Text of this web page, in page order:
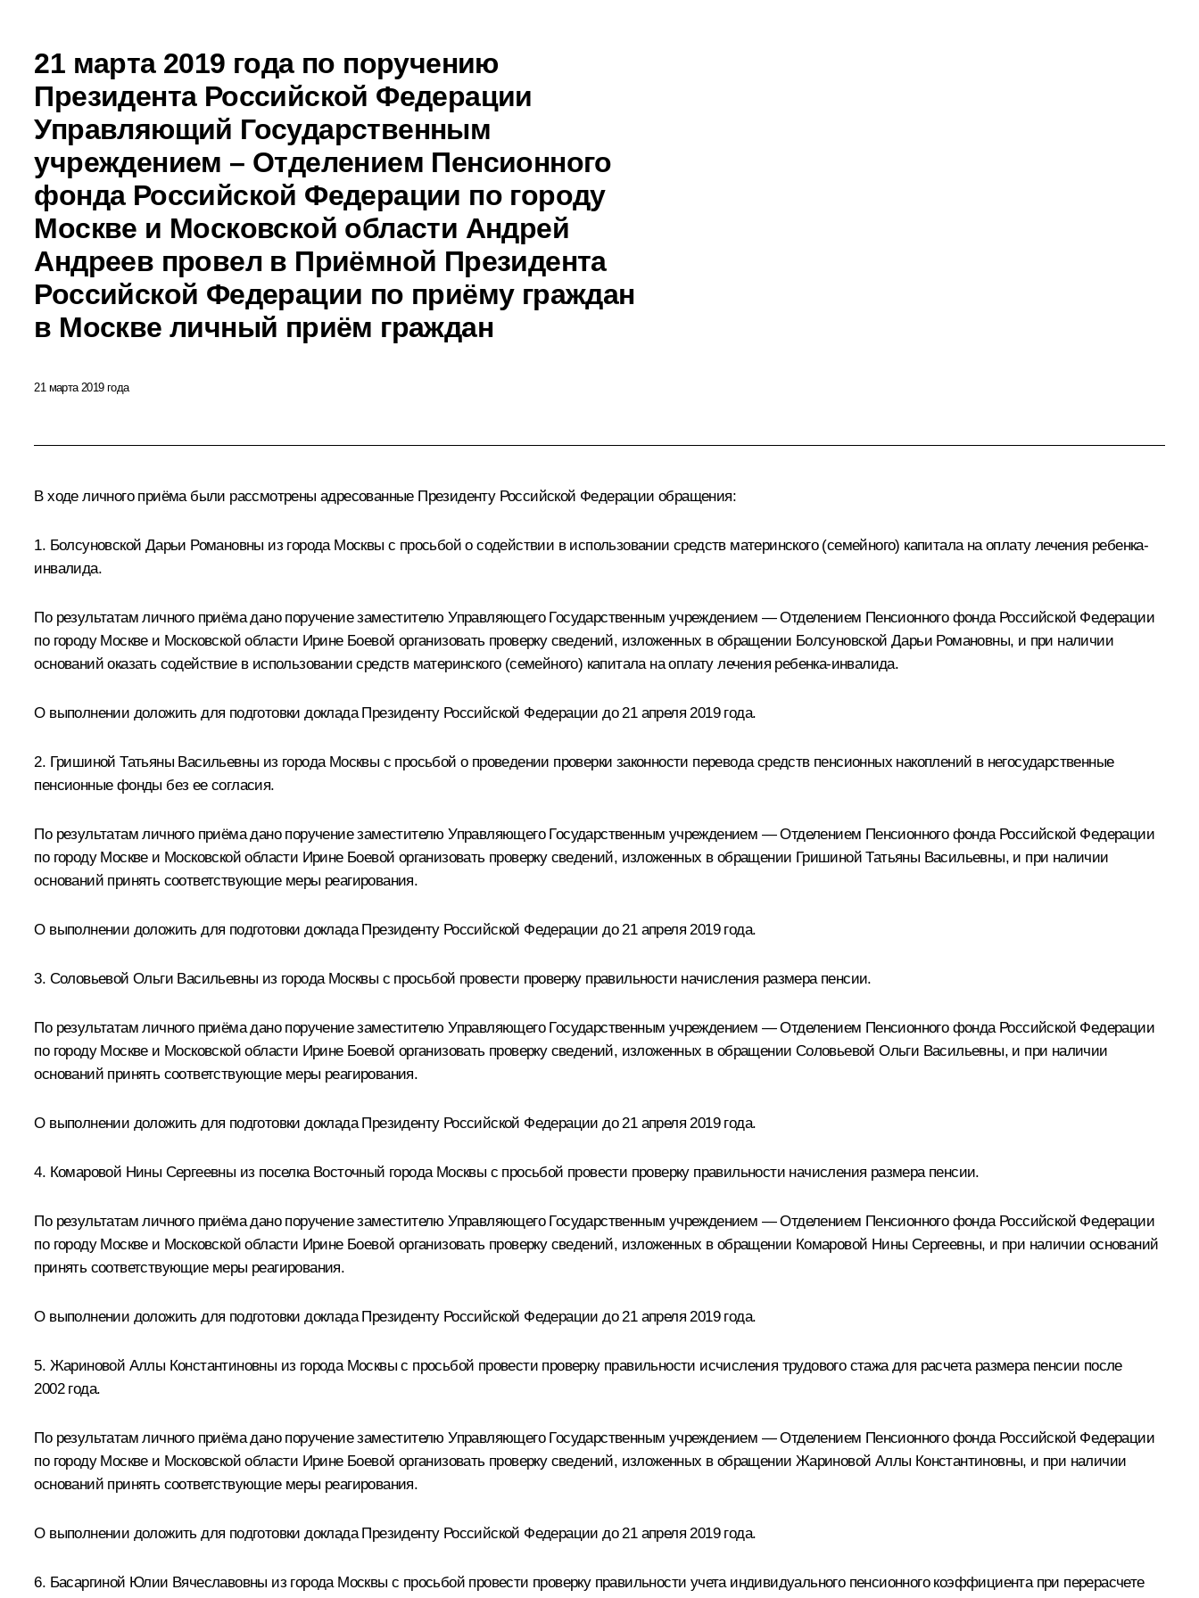
21 марта 2019 года по поручению
Президента Российской Федерации
Управляющий Государственным
учреждением – Отделением Пенсионного
фонда Российской Федерации по городу
Москве и Московской области Андрей
Андреев провел в Приёмной Президента
Российской Федерации по приёму граждан
в Москве личный приём граждан
21 марта 2019 года
В ходе личного приёма были рассмотрены адресованные Президенту Российской Федерации обращения:
1. Болсуновской Дарьи Романовны из города Москвы с просьбой о содействии в использовании средств материнского (семейного) капитала на оплату лечения ребенка-
инвалида.
По результатам личного приёма дано поручение заместителю Управляющего Государственным учреждением — Отделением Пенсионного фонда Российской Федерации
по городу Москве и Московской области Ирине Боевой организовать проверку сведений, изложенных в обращении Болсуновской Дарьи Романовны, и при наличии
оснований оказать содействие в использовании средств материнского (семейного) капитала на оплату лечения ребенка-инвалида.
О выполнении доложить для подготовки доклада Президенту Российской Федерации до 21 апреля 2019 года.
2. Гришиной Татьяны Васильевны из города Москвы с просьбой о проведении проверки законности перевода средств пенсионных накоплений в негосударственные
пенсионные фонды без ее согласия.
По результатам личного приёма дано поручение заместителю Управляющего Государственным учреждением — Отделением Пенсионного фонда Российской Федерации
по городу Москве и Московской области Ирине Боевой организовать проверку сведений, изложенных в обращении Гришиной Татьяны Васильевны, и при наличии
оснований принять соответствующие меры реагирования.
О выполнении доложить для подготовки доклада Президенту Российской Федерации до 21 апреля 2019 года.
3. Соловьевой Ольги Васильевны из города Москвы с просьбой провести проверку правильности начисления размера пенсии.
По результатам личного приёма дано поручение заместителю Управляющего Государственным учреждением — Отделением Пенсионного фонда Российской Федерации
по городу Москве и Московской области Ирине Боевой организовать проверку сведений, изложенных в обращении Соловьевой Ольги Васильевны, и при наличии
оснований принять соответствующие меры реагирования.
О выполнении доложить для подготовки доклада Президенту Российской Федерации до 21 апреля 2019 года.
4. Комаровой Нины Сергеевны из поселка Восточный города Москвы с просьбой провести проверку правильности начисления размера пенсии.
По результатам личного приёма дано поручение заместителю Управляющего Государственным учреждением — Отделением Пенсионного фонда Российской Федерации
по городу Москве и Московской области Ирине Боевой организовать проверку сведений, изложенных в обращении Комаровой Нины Сергеевны, и при наличии оснований
принять соответствующие меры реагирования.
О выполнении доложить для подготовки доклада Президенту Российской Федерации до 21 апреля 2019 года.
5. Жариновой Аллы Константиновны из города Москвы с просьбой провести проверку правильности исчисления трудового стажа для расчета размера пенсии после
2002 года.
По результатам личного приёма дано поручение заместителю Управляющего Государственным учреждением — Отделением Пенсионного фонда Российской Федерации
по городу Москве и Московской области Ирине Боевой организовать проверку сведений, изложенных в обращении Жариновой Аллы Константиновны, и при наличии
оснований принять соответствующие меры реагирования.
О выполнении доложить для подготовки доклада Президенту Российской Федерации до 21 апреля 2019 года.
6. Басаргиной Юлии Вячеславовны из города Москвы с просьбой провести проверку правильности учета индивидуального пенсионного коэффициента при перерасчете